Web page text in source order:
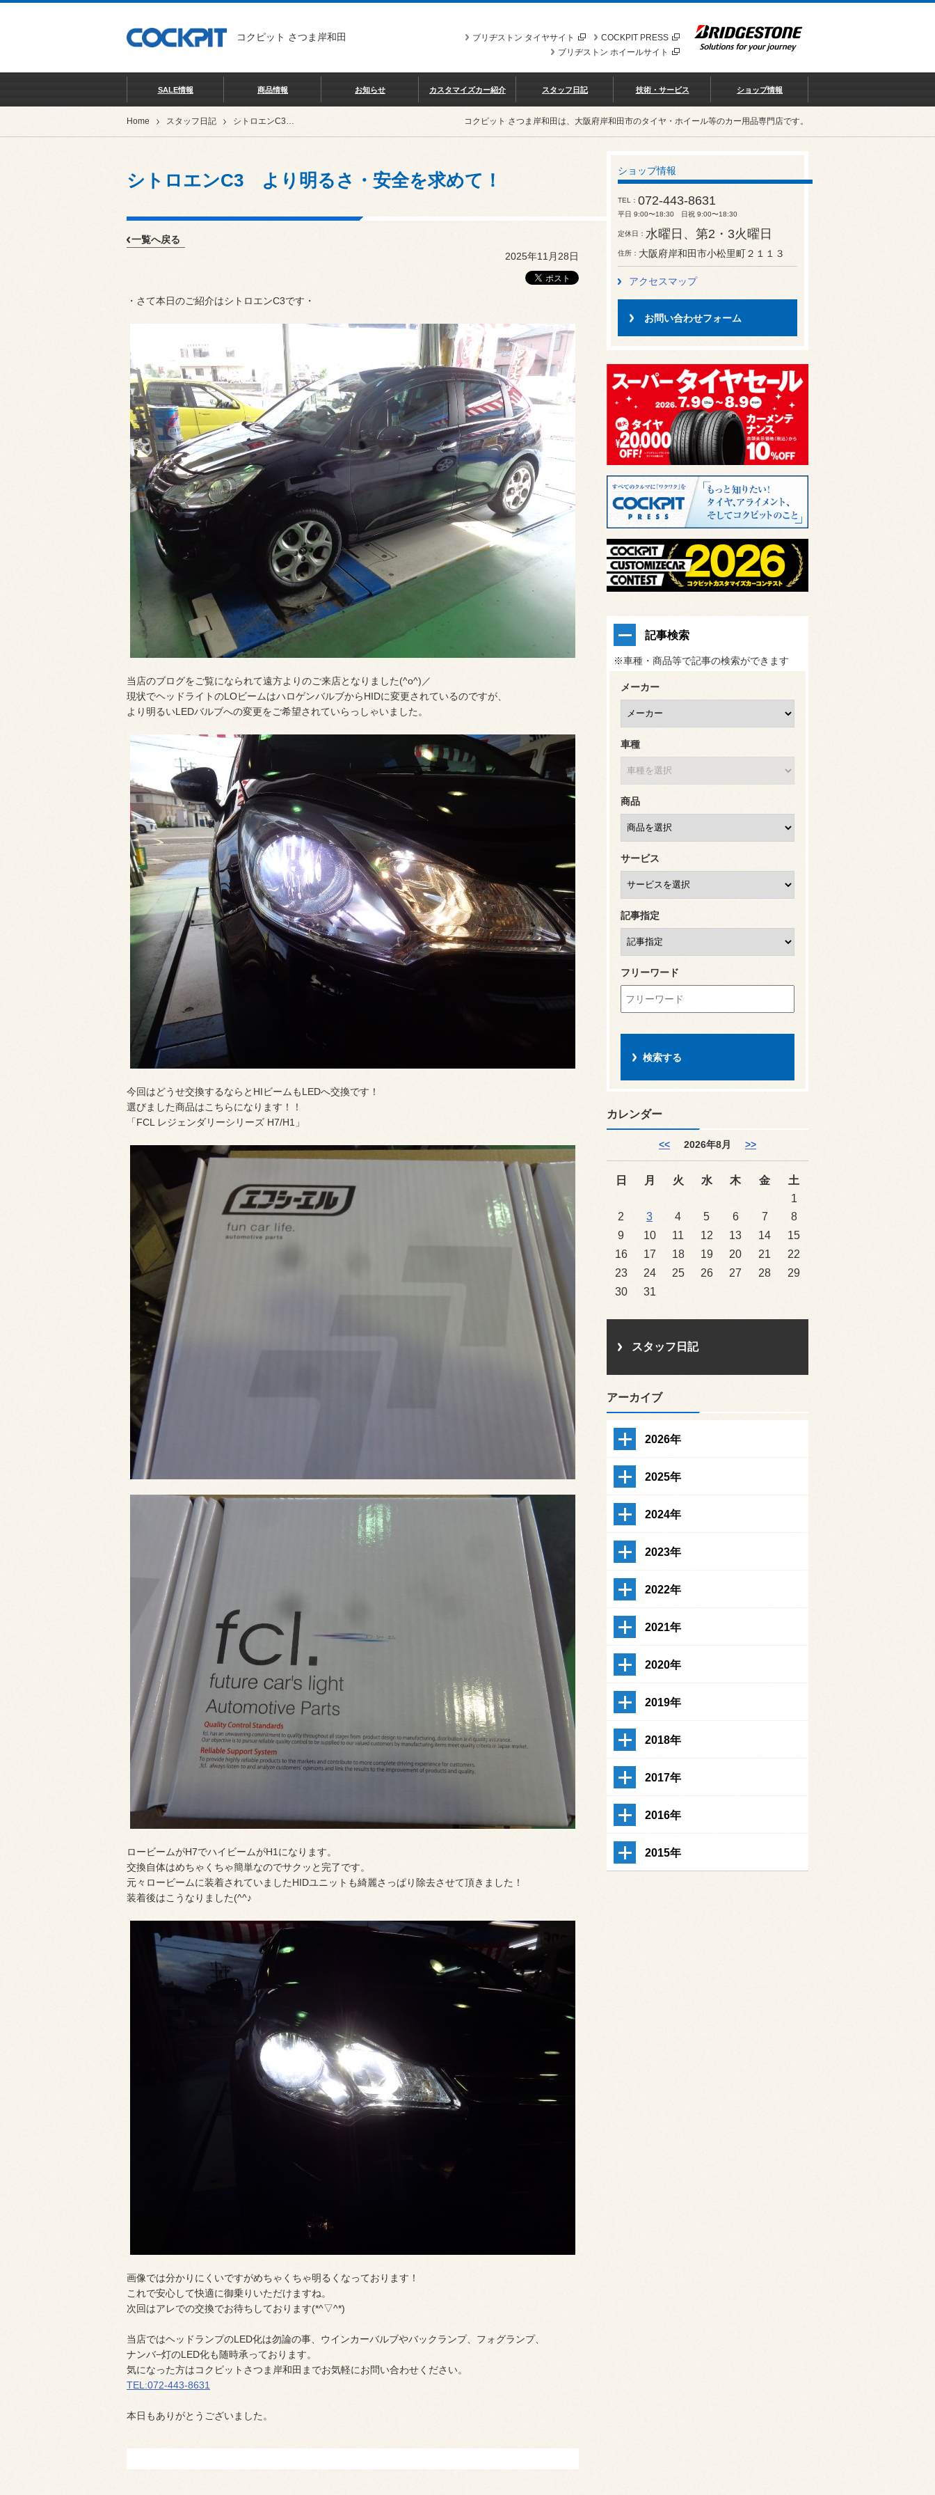
コクピット さつま岸和田 COCKPIT PRESS
ブリヂストン タイヤサイト
ブリヂストン ホイールサイト
SALE情報 商品情報 お知らせ カスタマイズカー紹介 スタッフ日記 技術・サービス ショップ情報
Home スタッフ日記 シトロエンC3 より明るさ・安全を求めて！ コクピット さつま岸和田は、大阪府岸和田市のタイヤ・ホイール等のカー用品専門店です。
シトロエンC3 より明るさ・安全を求めて！
一覧へ戻る
2025年11月28日
・さて本日のご紹介はシトロエンC3です・
当店のブログをご覧になられて遠方よりのご来店となりました(^o^)／
現状でヘッドライトのLOビームはハロゲンバルブからHIDに変更されているのですが、
より明るいLEDバルブへの変更をご希望されていらっしゃいました。
今回はどうせ交換するならとHIビームもLEDへ交換です！
選びました商品はこちらになります！！
「FCL レジェンダリーシリーズ H7/H1」
ロービームがH7でハイビームがH1になります。
交換自体はめちゃくちゃ簡単なのでサクッと完了です。
元々ロービームに装着されていましたHIDユニットも綺麗さっぱり除去させて頂きました！
装着後はこうなりました(^^♪
画像では分かりにくいですがめちゃくちゃ明るくなっております！
これで安心して快適に御乗りいただけますね。
次回はアレでの交換でお待ちしております(*^▽^*)
当店ではヘッドランプのLED化は勿論の事、ウインカーバルブやバックランプ、フォグランプ、
ナンバ−灯のLED化も随時承っております。
気になった方はコクピットさつま岸和田までお気軽にお問い合わせください。
TEL:072-443-8631
本日もありがとうございました。
ショップ情報
TEL 072-443-8631
平日 9:00〜18:30 日祝 9:00〜18:30
定休日 水曜日、第2・3火曜日
住所 大阪府岸和田市小松里町２１１３
アクセスマップ
お問い合わせフォーム
記事検索
※車種・商品等で記事の検索ができます
メーカー
車種
商品
サービス
記事指定
フリーワード
カレンダー
<< 2026年8月 >>
日 月 火 水 木 金
土
1
2
3 4 5 6 7
8
9
10 11 12 13 14
15
16
17 18 19 20 21
22
23
24 25 26 27 28
29
30
31
スタッフ日記
アーカイブ
2026年
2025年
2024年
2023年
2022年
2021年
2020年
2019年
2018年
2017年
2016年
2015年